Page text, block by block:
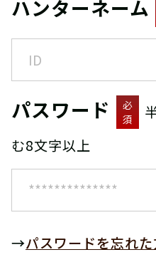
ハンターネーム
パスワード
必
須
む8文字以上
→パスワードを忘れ